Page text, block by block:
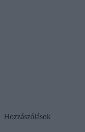
Hozzászólások